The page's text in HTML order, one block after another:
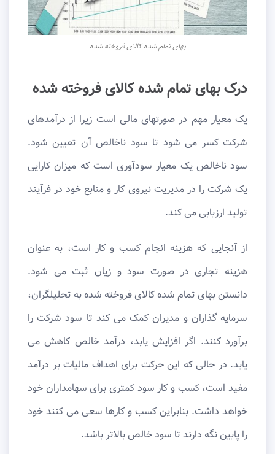
بهای تمام شده کالای فروخته شده
درک بهای تمام شده کالای فروخته شده
یک معیار مهم در صورتهای مالی است زیرا از درآمدهای
شرکت کسر می شود تا سود ناخالص آن تعیین شود.
سود ناخالص یک معیار سودآوری است که میزان کارایی
یک شرکت را در مدیریت نیروی کار و منابع خود در فرآیند
تولید ارزیابی می کند.
از آنجایی که هزینه انجام کسب و کار است، به عنوان
هزینه تجاری در صورت سود و زیان ثبت می شود.
دانستن بهای تمام شده کالای فروخته شده به تحلیلگران،
سرمایه گذاران و مدیران کمک می کند تا سود شرکت را
برآورد کنند. اگر افزایش یابد، درآمد خالص کاهش می
یابد. در حالی که این حرکت برای اهداف مالیات بر درآمد
مفید است، کسب و کار سود کمتری برای سهامداران خود
خواهد داشت. بنابراین کسب و کارها سعی می کنند خود
را پایین نگه دارند تا سود خالص بالاتر باشد.